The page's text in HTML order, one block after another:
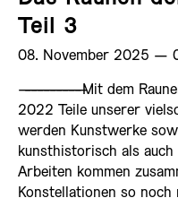
Teil 3
08. November 2025 ­—
——————————Mit dem
2022 Teile unserer
werden Kunstwerke
kunsthistorisch als
Arbeiten kommen
Konstellationen so